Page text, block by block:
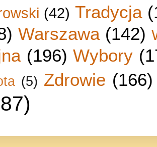
(42) Tradycja
Warszawa (142)
(196) Wybory
(5) Zdrowie (166)